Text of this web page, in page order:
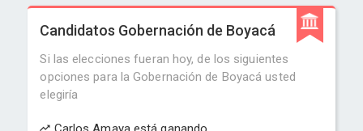
Candidatos Gobernación de Boyacá
Si las elecciones fueran hoy, de los siguientes
opciones para la Gobernación de Boyacá usted
elegiría